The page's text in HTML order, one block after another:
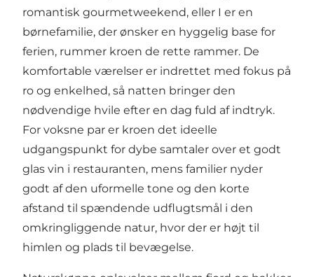
romantisk gourmetweekend, eller I er en
børnefamilie, der ønsker en hyggelig base for
ferien, rummer kroen de rette rammer. De
komfortable værelser er indrettet med fokus på
ro og enkelhed, så natten bringer den
nødvendige hvile efter en dag fuld af indtryk.
For voksne par er kroen det ideelle
udgangspunkt for dybe samtaler over et godt
glas vin i restauranten, mens familier nyder
godt af den uformelle tone og den korte
afstand til spændende udflugtsmål i den
omkringliggende natur, hvor der er højt til
himlen og plads til bevægelse.